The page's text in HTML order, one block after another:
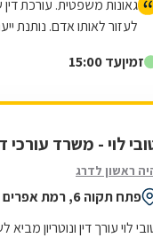
גאונות משפטית. עורכת
לעזור לאותו אדם. נותנת
הלוי ! ממליצה בחום ! אין
זמיןעד 15:00
לוי - משרד עורכי
ראשון לדרג
פתח תקוה 6, רמת אפרים נתניה
לוי עורך דין ונוטריון